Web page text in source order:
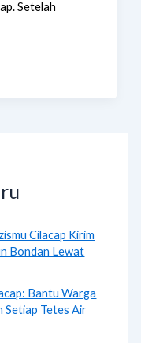
Setelah
Cilacap Kirim
Bondan Lewat
Bantu Warga
Setiap Tetes Air